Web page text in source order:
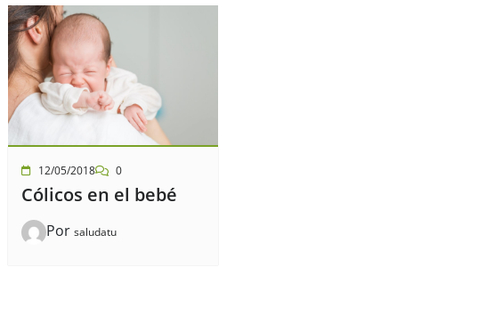
12/05/2018 0
Cólicos en el bebé
Por saludatu